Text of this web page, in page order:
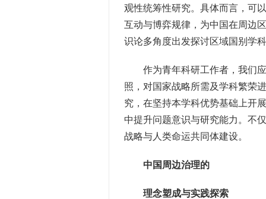
观性统筹性研究。具体而言，可
互动与博弈规律，为中国在周边
识论多角度出发探讨区域国别学
作为青年科研工作者，我们应
照，对国家战略所需及学科繁荣
究，在坚持本学科优势基础上开
中提升问题意识与研究能力。不
战略与人类命运共同体建设。
中国周边治理的
理念塑成与实践探索